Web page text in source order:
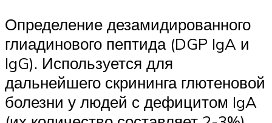
Определение дезамидированного
глиадинового пептида (DGP IgA и
IgG). Используется для
дальнейшего скрининга глютеновой
болезни у людей с дефицитом IgA